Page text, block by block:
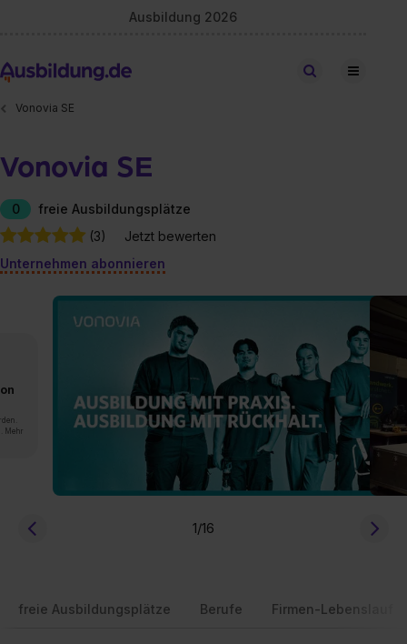
Ausbildung 2026
Stellen finden
Vonovia SE
Vonovia SE
0
freie Ausbildungsplätze
(3)
Jetzt bewerten
Unternehmen abonnieren
Mehr
1/16
freie Ausbildungsplätze Berufe Firmen-Lebenslauf